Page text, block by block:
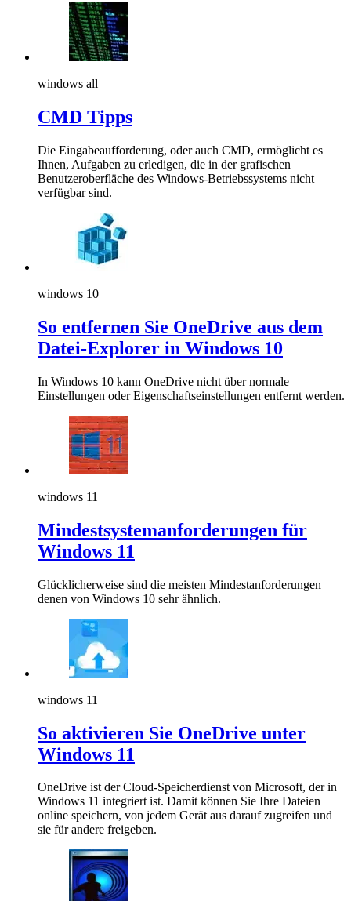
windows all
CMD Tipps
Die Eingabeaufforderung, oder auch CMD, ermöglicht es
Ihnen, Aufgaben zu erledigen, die in der grafischen
Benutzeroberfläche des Windows-Betriebssystems nicht
verfügbar sind.
windows 10
So entfernen Sie OneDrive aus dem
Datei-Explorer in Windows 10
In Windows 10 kann OneDrive nicht über normale
Einstellungen oder Eigenschaftseinstellungen entfernt werden.
windows 11
Mindestsystemanforderungen für
Windows 11
Glücklicherweise sind die meisten Mindestanforderungen
denen von Windows 10 sehr ähnlich.
windows 11
So aktivieren Sie OneDrive unter
Windows 11
OneDrive ist der Cloud-Speicherdienst von Microsoft, der in
Windows 11 integriert ist. Damit können Sie Ihre Dateien
online speichern, von jedem Gerät aus darauf zugreifen und
sie für andere freigeben.